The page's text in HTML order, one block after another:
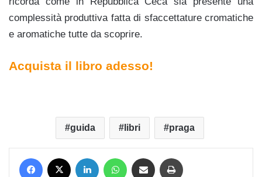
complessità produttiva fatta di sfaccettature cromatiche
e aromatiche tutte da scoprire.
Acquista il libro adesso!
guida libri praga
Facebook LinkedIn WhatsApp Condividi via mail